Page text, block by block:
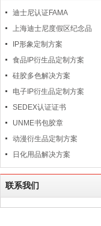
迪士尼认证FAMA
上海迪士尼度假区纪念品
IP形象定制方案
食品IP衍生品定制方案
硅胶多色解决方案
电子IP衍生品定制方案
SEDEX认证证书
UNME书包胶章
动漫衍生品定制方案
日化用品解决方案
联系我们